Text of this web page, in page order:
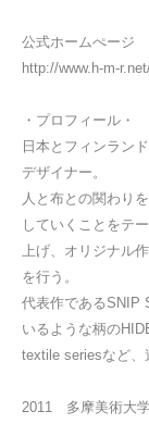
公式ホームぺージ
http://www.h-m-
・プロフィール・
日本とフィンラン
デザイナー。
人と布との関わり
していくことをテ
上げ、オリジナル
を行う。
代表作であるSNIP
いるような柄の
textile seriesなど、
2011 多摩美術大